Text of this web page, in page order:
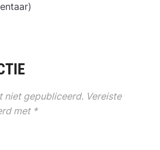
)
niet gepubliceerd. Vereiste
met *